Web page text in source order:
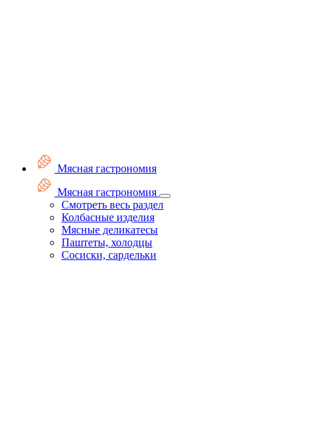
Мясная гастрономия
Мясная гастрономия
Смотреть весь раздел
Колбасные изделия
Мясные деликатесы
Паштеты, холодцы
Сосиски, сардельки